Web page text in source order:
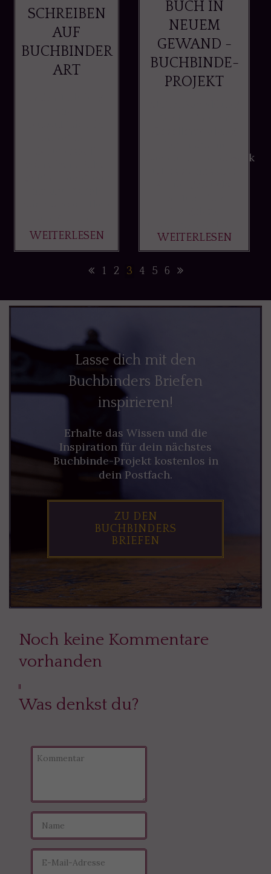
SCHREIBEN
AUF
BUCHBINDER
ART
WEITERLESEN
BUCH IN
NEUEM
GEWAND -
BUCHBINDE-
PROJEKT
Buchbinderhandwerk
WEITERLESEN
1 2 3 4 5 6
Lasse dich mit den
Buchbinders Briefen
inspirieren!
Erhalte das Wissen und die
Inspiration für dein nächstes
Buchbinde-Projekt kostenlos in
dein Postfach.
ZU DEN
BUCHBINDERS
BRIEFEN
Noch keine Kommentare
vorhanden
Was denkst du?